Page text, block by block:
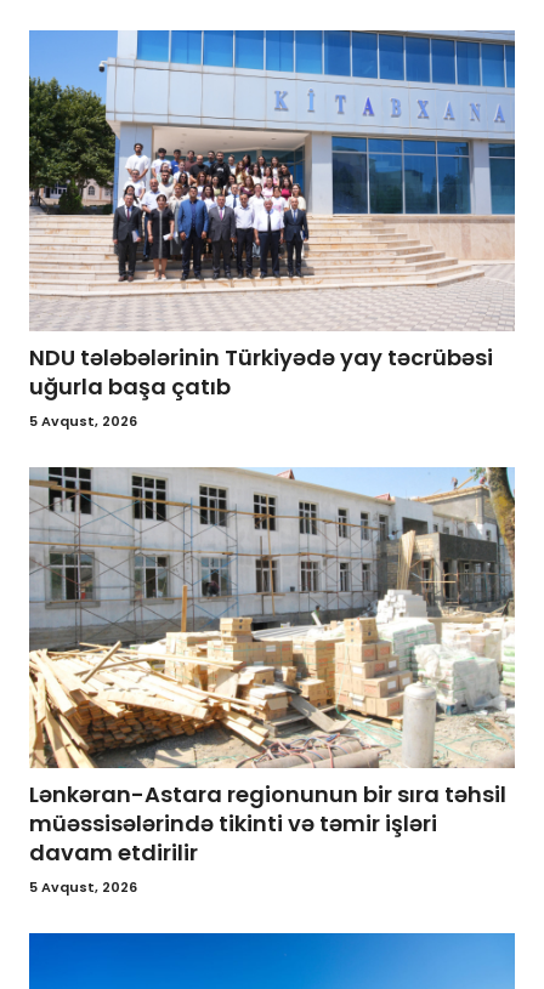
NDU tələbələrinin Türkiyədə yay təcrübəsi
uğurla başa çatıb
5 Avqust, 2026
Lənkəran-Astara regionunun bir sıra təhsil
müəssisələrində tikinti və təmir işləri
davam etdirilir
5 Avqust, 2026